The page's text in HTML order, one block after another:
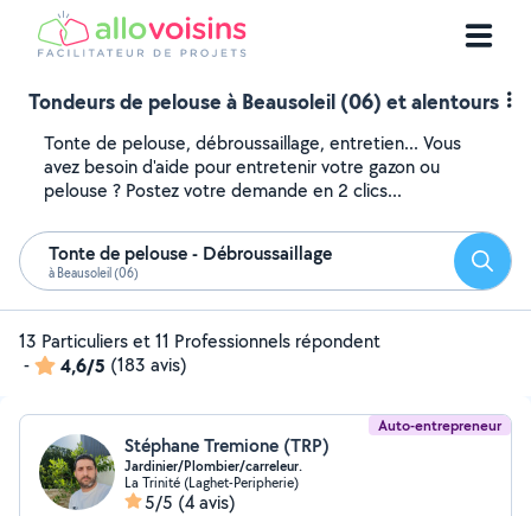
Tondeurs de pelouse à Beausoleil (06) et alentours
Tonte de pelouse, débroussaillage, entretien... Vous
avez besoin d'aide pour entretenir votre gazon ou
pelouse ? Postez votre demande en 2 clics...
Tonte de pelouse - Débroussaillage
à Beausoleil (06)
13 Particuliers et 11 Professionnels répondent
-
4,6/5 (183 avis)
Auto-entrepreneur
Stéphane Tremione (TRP)
Jardinier/Plombier/carreleur.
La Trinité (Laghet-Peripherie)
5/5 (4 avis)